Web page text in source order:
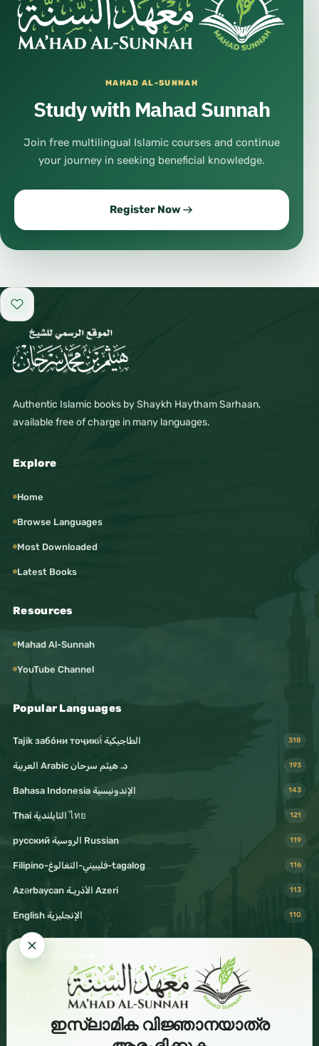
ഇസ്ലാമിക വിജ്ഞാനയാത്ര
MAHAD AL-SUNNAH
Study with Mahad Sunnah
Join free multilingual Islamic courses and continue
your journey in seeking beneficial knowledge.
Register Now
Add to favorites
Authentic Islamic books by Shaykh Haytham Sarhaan,
available free of charge in many languages.
Explore
Home
Browse Languages
Most Downloaded
Latest Books
Resources
Mahad Al-Sunnah
YouTube Channel
Popular Languages
Tajik забо́ни тоҷикӣ́ الطاجيكية 318
د. هيثم سرحان Arabic العربية 193
Bahasa Indonesia الإندونيسية 143
Thai التايلندية ไทย 121
русский الروسية Russian 119
Filipino-فليبيني-التغالوغ-tagalog 116
Azərbaycan الأذريـة Azeri 113
English الإنجليزية 110
Follow & Share
Visit Mahad Sunnah